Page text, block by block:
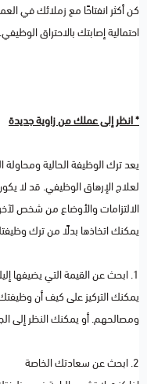
كن أكثر انفتاحًا مع زملائك في
احتمالية إصابتك بالاحتراق الوظيفي.
* انظر إلى عملك من زاوية جديدة
يعد ترك الوظيفة الحالية
لعلاج الإرهاق الوظيفي. قد لا
الالتزامات والأوضاع من شخص
يمكنك اتخاذها بدلًا من ترك
1. ابحث عن القيمة التي يضيفها إليك عملك
يمكنك التركيز على كيف أن
ومصالحهم. أو يمكنك النظر إلى
2. ابحث عن سعادتك الخاصة